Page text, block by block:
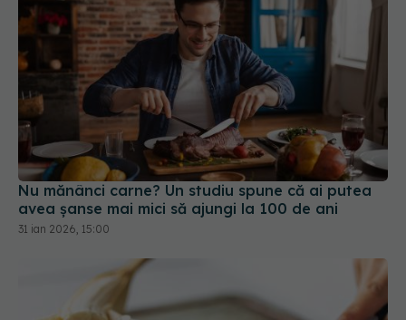
Nu mănânci carne? Un studiu spune că ai putea
avea șanse mai mici să ajungi la 100 de ani
31 ian 2026, 15:00